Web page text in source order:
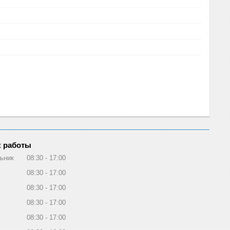
работы
08:30
17:00
08:30
17:00
08:30
17:00
08:30
17:00
08:30
17:00